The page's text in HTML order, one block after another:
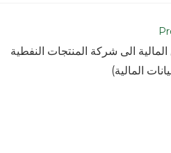
المالية الى شركة المنتجات النفطية
المالية)